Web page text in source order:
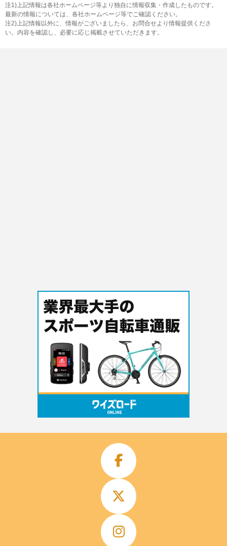
注1)上記情報は各社ホームページ等より独自に情報収集・作成したものです。
最新の情報については、各社ホームページ等でご確認ください。
注2)上記情報以外に、情報がございましたら、お問合せより情報提供くださ
い。内容を確認し、必要に応じ掲載させていただきます。